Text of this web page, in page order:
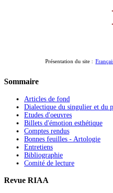
Présentation du site :
Sommaire
Articles de fond
Dialectique du singulier et du
Etudes d'oeuvres
Billets d'émotion esthétique
Comptes rendus
Bonnes feuilles - Artologie
Entretiens
Bibliographie
Comité de lecture
Revue RIAA